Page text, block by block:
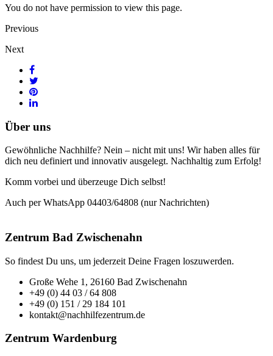
You do not have permission to view this page.
Previous
Next
Über uns
Gewöhnliche Nachhilfe? Nein – nicht mit uns! Wir haben alles für
dich neu definiert und innovativ ausgelegt. Nachhaltig zum Erfolg!
Komm vorbei und überzeuge Dich selbst!
Auch per WhatsApp 04403/64808 (nur Nachrichten)
Zentrum Bad Zwischenahn
So findest Du uns, um jederzeit Deine Fragen loszuwerden.
Große Wehe 1, 26160 Bad Zwischenahn
+49 (0) 44 03 / 64 808
+49 (0) 151 / 29 184 101
kontakt@nachhilfezentrum.de
Zentrum Wardenburg